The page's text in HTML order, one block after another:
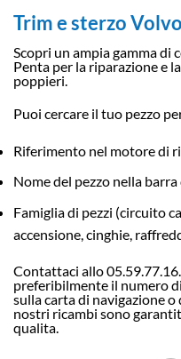
Trim e sterzo
Scopri un ampia gamma
Penta per la riparazione e
poppieri.
Puoi cercare il tuo pezzo
Riferimento nel motore di
Nome del pezzo nella
Famiglia di pezzi (circuito
accensione, cinghie,
Contattaci allo
preferibilmente il numero
sulla carta di navigazione
nostri ricambi sono
qualita.